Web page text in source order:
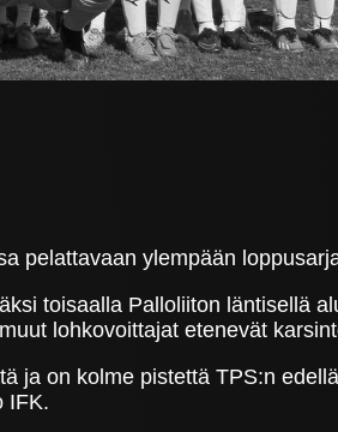
pelattavaan ylempään
toisaalla Palloliiton läntisellä
lohkovoittajat etenevät
ja on kolme pistettä TPS:n
IFK.